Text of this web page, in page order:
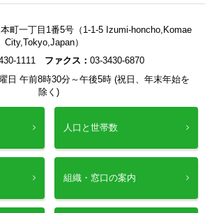
町一丁目1番5号（1-1-5 Izumi-honcho,Komae
City,Tokyo,Japan）
1111 ファクス： 03-3430-6870
日 午前8時30分～午後5時 (祝日、年末年始を
除く)
人口と世帯数
組織・窓口の案内